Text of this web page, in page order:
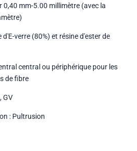
0,40 mm-5.00 millimètre (avec la
d'E-verre (80%) et résine d'ester de
central ou périphérique pour les
de fibre
GV
: Pultrusion